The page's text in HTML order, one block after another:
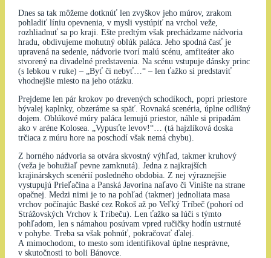
Dnes sa tak môžeme dotknúť len zvyškov jeho múrov, zrakom
pohladiť líniu opevnenia, v mysli vystúpiť na vrchol veže,
rozhliadnuť sa po kraji. Ešte predtým však prechádzame nádvoria
hradu, obdivujeme mohutný oblúk paláca. Jeho spodná časť je
upravená na sedenie, nádvorie tvorí malú scénu, amfiteáter ako
stvorený na divadelné predstavenia. Na scénu vstupuje dánsky princ
(s lebkou v ruke) – „Byť či nebyť…“ – len ťažko si predstaviť
vhodnejšie miesto na jeho otázku.
Prejdeme len pár krokov po drevených schodíkoch, popri priestore
bývalej kaplnky, obzeráme sa späť. Rovnaká scenéria, úplne odlišný
dojem. Oblúkové múry paláca lemujú priestor, náhle si pripadám
ako v aréne Kolosea. „Vypusťte levov!“… (tá hajzlíková doska
trčiaca z múru hore na poschodí však nemá chybu).
Z horného nádvoria sa otvára skvostný výhľad, takmer kruhový
(veža je bohužiaľ pevne zamknutá). Jedna z najkrajších
krajinárskych scenérií posledného obdobia. Z nej výraznejšie
vystupujú Prieľačina a Panská Javorina naľavo či Vinište na strane
opačnej. Medzi nimi je to na pohľad (takmer) jednoliata masa
vrchov počínajúc Baské cez Rokoš až po Veľký Tríbeč (pohorí od
Strážovských Vrchov k Tríbeču). Len ťažko sa lúči s týmto
pohľadom, len s námahou posúvam vpred ručičky hodín ustrnuté
v pohybe. Treba sa však pohnúť, pokračovať ďalej.
A mimochodom, to mesto som identifikoval úplne nesprávne,
v skutočnosti to boli Bánovce.